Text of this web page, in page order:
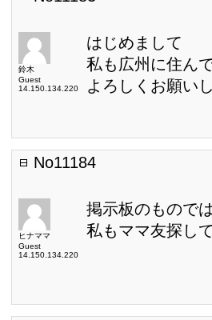
鈴木
Guest
14.150.134.220
はじめまして
私も広州に住ん
よろしくお願い
No11184
ヒナママ
Guest
14.150.134.220
掲示板のもので
私もママ友探し